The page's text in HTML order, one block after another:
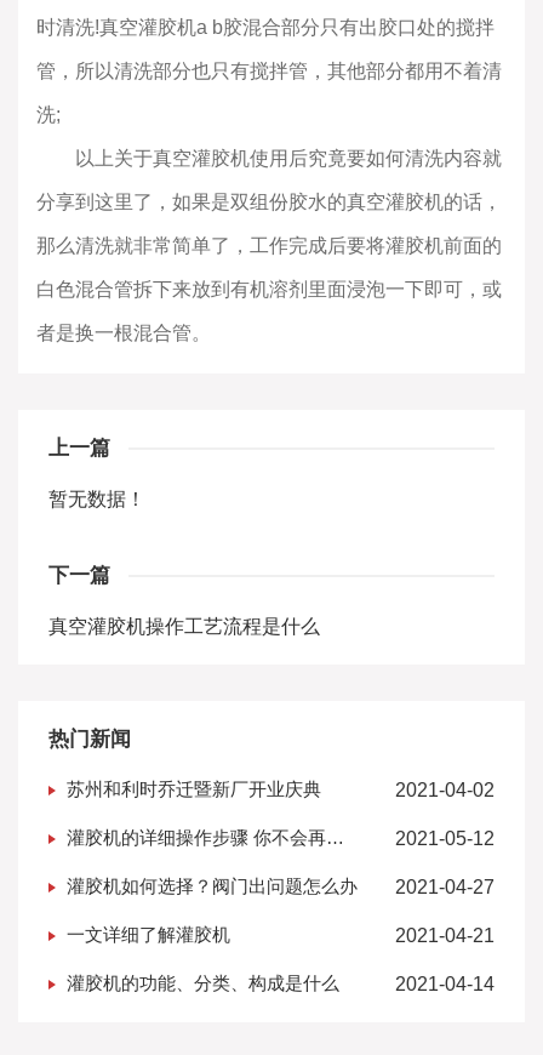
时清洗!真空灌胶机a b胶混合部分只有出胶口处的搅拌
管，所以清洗部分也只有搅拌管，其他部分都用不着清
洗;
以上关于真空灌胶机使用后究竟要如何清洗内容就
分享到这里了，如果是双组份胶水的真空灌胶机的话，
那么清洗就非常简单了，工作完成后要将灌胶机前面的
白色混合管拆下来放到有机溶剂里面浸泡一下即可，或
者是换一根混合管。
上一篇
暂无数据！
下一篇
真空灌胶机操作工艺流程是什么
热门新闻
苏州和利时乔迁暨新厂开业庆典 2021-04-02
灌胶机的详细操作步骤 你不会再找
2021-05-12
灌胶机如何选择？阀门出问题怎么办 2021-04-27
一文详细了解灌胶机 2021-04-21
灌胶机的功能、分类、构成是什么 2021-04-14